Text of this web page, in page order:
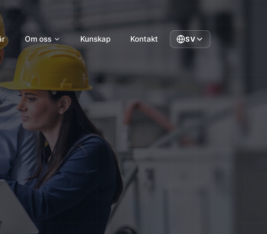
Om oss Kunskap Kontakt SV